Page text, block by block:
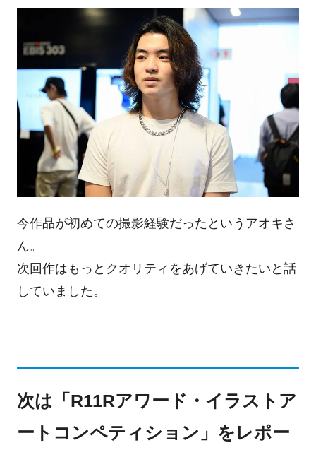
今作品が初めての撮影経験だったというアオキさ
ん。
次回作はもっとクオリティをあげていきたいと話
していました。
次は「R11Rアワード・イラストア
ートコンペティション」をレポー